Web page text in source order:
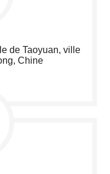
de Taoyuan, ville
Chine